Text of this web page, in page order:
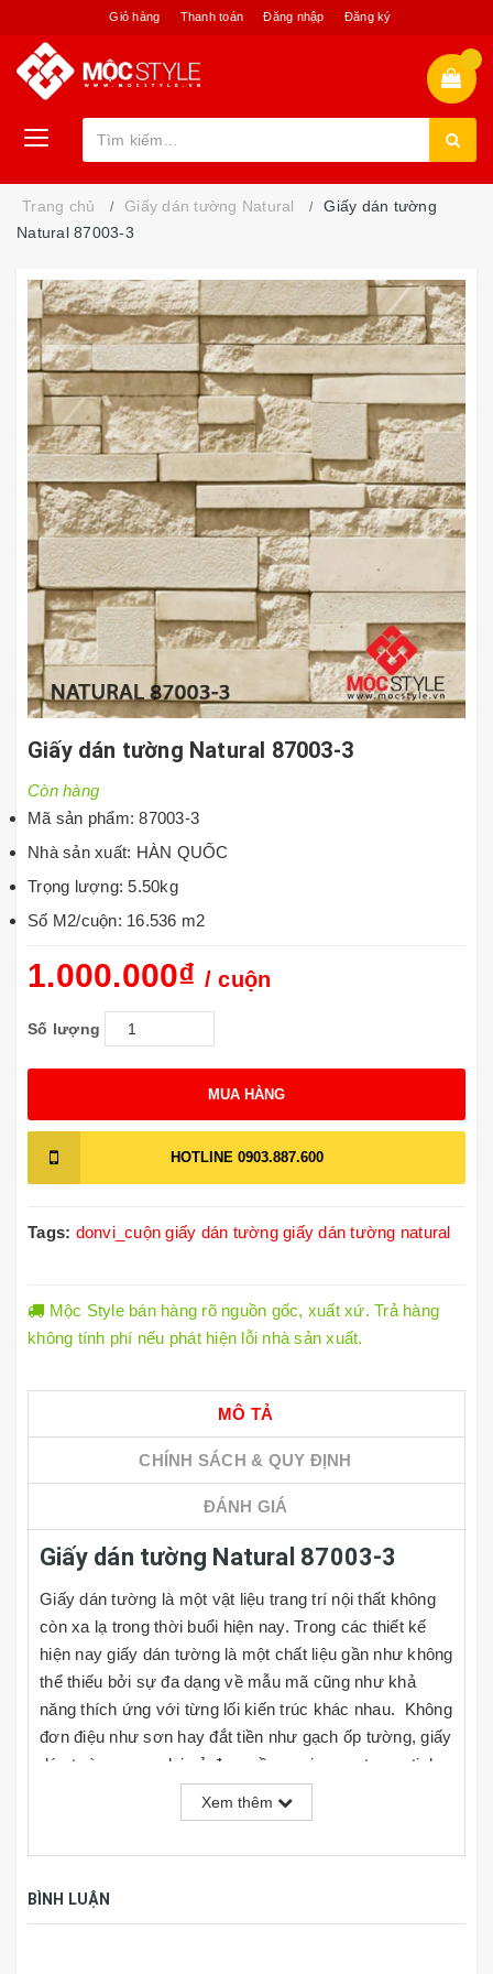
Giỏ hàng Thanh toán Đăng nhập Đăng ký
Trang chủ Giấy dán tường Natural
Giấy dán tường
Natural 87003-3
Giấy dán tường Natural 87003-3
Còn hàng
Mã sản phẩm: 87003-3
Nhà sản xuất: HÀN QUỐC
Trọng lượng: 5.50kg
Số M2/cuộn: 16.536 m2
1.000.000₫ / cuộn
Số lượng
MUA HÀNG
HOTLINE 0903.887.600
Tags: donvi_cuộn giấy dán tường giấy dán tường natural
Mộc Style bán hàng rõ nguồn gốc, xuất xứ. Trả hàng
không tính phí nếu phát hiện lỗi nhà sản xuất.
MÔ TẢ
CHÍNH SÁCH & QUY ĐỊNH
ĐÁNH GIÁ
Giấy dán tường Natural 87003-3
Giấy dán tường là một vật liệu trang trí nội thất không
còn xa lạ trong thời buổi hiện nay. Trong các thiết kế
hiện nay giấy dán tường là một chất liệu gần như không
thể thiếu bởi sự đa dạng về mẫu mã cũng như khả
năng thích ứng với từng lối kiến trúc khác nhau. Không
đơn điệu như sơn hay đắt tiền như gạch ốp tường, giấy
dán tường mang lại vẻ đẹp mềm mại, sang trọng, tinh
chọn, đồng thời giá cả cũng rất phải chăng. Cùng với
nhau trong căn phòng.
Xem thêm
BÌNH LUẬN